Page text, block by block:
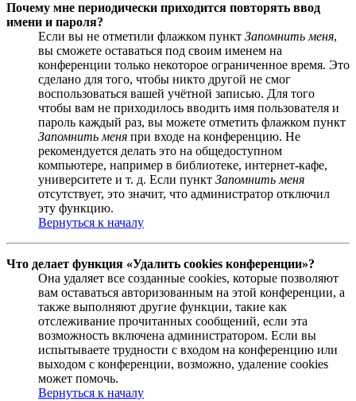
Почему мне периодически приходится повторять ввод
имени и пароля?
Если вы не отметили флажком пункт Запомнить меня,
вы сможете оставаться под своим именем на
конференции только некоторое ограниченное время. Это
сделано для того, чтобы никто другой не смог
воспользоваться вашей учётной записью. Для того
чтобы вам не приходилось вводить имя пользователя и
пароль каждый раз, вы можете отметить флажком пункт
Запомнить меня при входе на конференцию. Не
рекомендуется делать это на общедоступном
компьютере, например в библиотеке, интернет-кафе,
университете и т. д. Если пункт Запомнить меня
отсутствует, это значит, что администратор отключил
эту функцию.
Вернуться к началу
Что делает функция «Удалить cookies конференции»?
Она удаляет все созданные cookies, которые позволяют
вам оставаться авторизованным на этой конференции, а
также выполняют другие функции, такие как
отслеживание прочитанных сообщений, если эта
возможность включена администратором. Если вы
испытываете трудности с входом на конференцию или
выходом с конференции, возможно, удаление cookies
может помочь.
Вернуться к началу